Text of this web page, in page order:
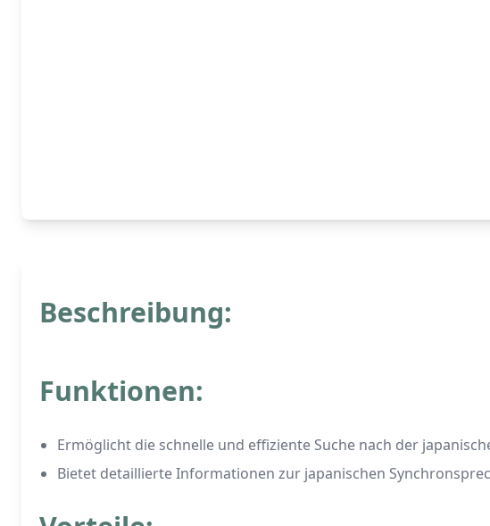
Beschreibung:
Funktionen:
Ermöglicht die schnelle und effiziente Suche nach der
Bietet detaillierte Informationen zur japanischen